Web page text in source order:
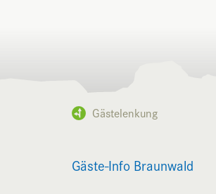
Gästelenkung
Gäste-Info Braunwald